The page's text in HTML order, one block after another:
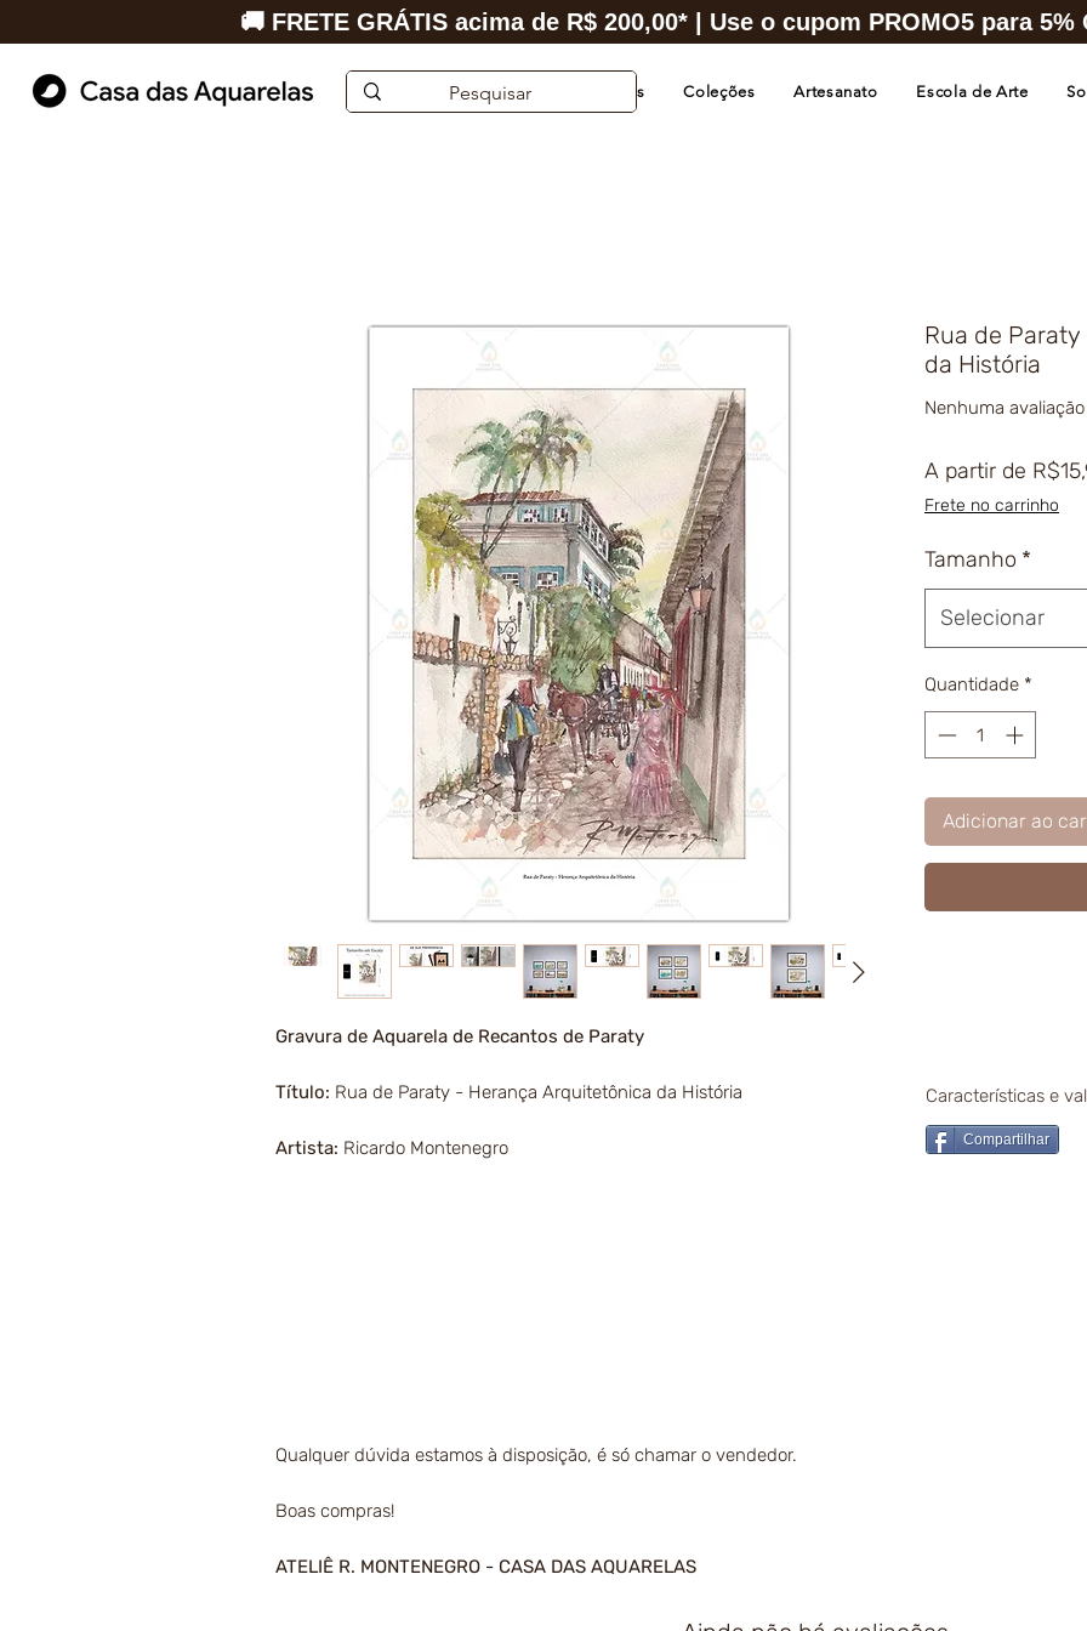
Aquarelas de Cidades Coleções Artesanato Escola de Arte
🚚 FRETE GRÁTIS acima de R$ 200,00* | Use o cupom PROMO5 para
Gravura de Aquarela de Recantos de Paraty
Título: Rua de Paraty - Herança Arquitetônica da História
Artista: Ricardo Montenegro
Qualquer dúvida estamos à disposição, é só chamar o vendedor.
Boas compras!
ATELIÊ R. MONTENEGRO - CASA DAS AQUARELAS
Rua de
da História
Nenhuma avaliação
A partir de
Frete no carrinho
Tamanho *
Selecionar
Quantidade *
Adicionar ao
Características e
Compartilhar